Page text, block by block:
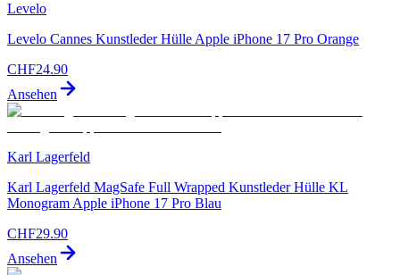
Levelo
Levelo Cannes Kunstleder Hülle Apple iPhone 17 Pro Orange
CHF24.90
Ansehen
Karl Lagerfeld
Karl Lagerfeld MagSafe Full Wrapped Kunstleder Hülle KL
Monogram Apple iPhone 17 Pro Blau
CHF29.90
Ansehen